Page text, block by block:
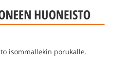
HUONEISTO
isommallekin porukalle.